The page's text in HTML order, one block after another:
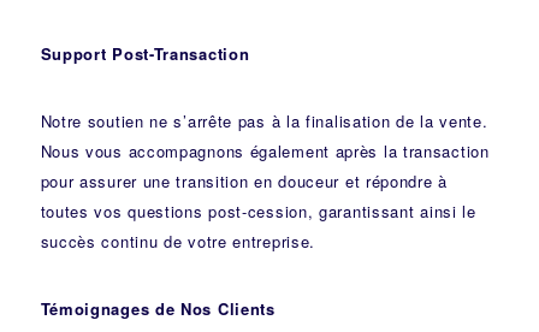
Support Post-Transaction
Notre soutien ne s’arrête pas à la finalisation de la vente.
Nous vous accompagnons également après la transaction
pour assurer une transition en douceur et répondre à
toutes vos questions post-cession, garantissant ainsi le
succès continu de votre entreprise.
Témoignages de Nos Clients